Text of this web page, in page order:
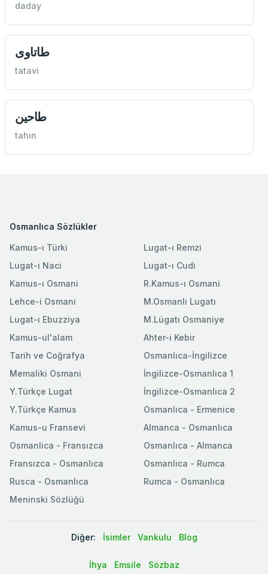
daday
طاتاوی
tatavi
طاحین
tahın
Osmanlıca Sözlükler
Kamus-ı Türki
Lugat-ı Naci
Kamus-ı Osmani
Lehce-i Osmani
Lugat-ı Ebuzziya
Lugat-ı Remzi
Lugat-ı Cudi
R.Kamus-ı Osmani
M.Osmanlı Lugatı
M.Lügatı Osmaniye
Kamus-ul'alam
Tarih ve Coğrafya
Memaliki Osmani
Y.Türkçe Lugat
Y.Türkçe Kamus
Ahter-i Kebir
Osmanlıca-İngilizce
İngilizce-Osmanlıca 1
İngilizce-Osmanlıca 2
Osmanlıca - Ermenice
Kamus-u Fransevi
Osmanlica - Fransızca
Fransızca - Osmanlıca
Rusca - Osmanlıca
Meninski Sözlüğü
Almanca - Osmanlıca
Osmanlıca - Almanca
Osmanlıca - Rumca
Rumca - Osmanlıca
Diğer: İsimler Vankulu Blog
İhya Emsile Sözbaz